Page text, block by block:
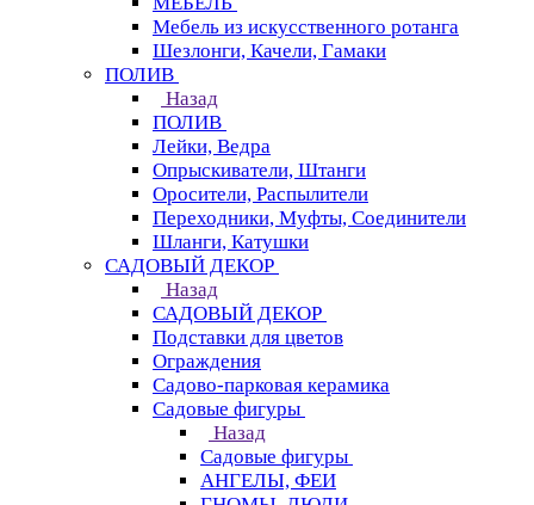
Мебель из искусственного ротанга
Шезлонги, Качели, Гамаки
ПОЛИВ
Назад
ПОЛИВ
Лейки, Ведра
Опрыскиватели, Штанги
Оросители, Распылители
Переходники, Муфты, Соединители
Шланги, Катушки
САДОВЫЙ ДЕКОР
Назад
САДОВЫЙ ДЕКОР
Подставки для цветов
Ограждения
Садово-парковая керамика
Садовые фигуры
Назад
Садовые фигуры
АНГЕЛЫ, ФЕИ